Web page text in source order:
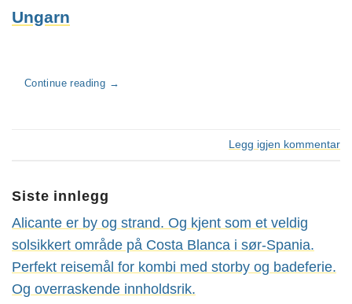
Ungarn
Continue reading →
Legg igjen kommentar
Siste innlegg
Alicante er by og strand. Og kjent som et veldig
solsikkert område på Costa Blanca i sør-Spania.
Perfekt reisemål for kombi med storby og badeferie.
Og overraskende innholdsrik.